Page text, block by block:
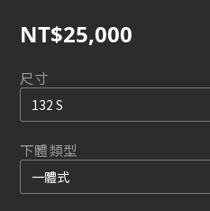
NT$25,000
尺寸
下體類型